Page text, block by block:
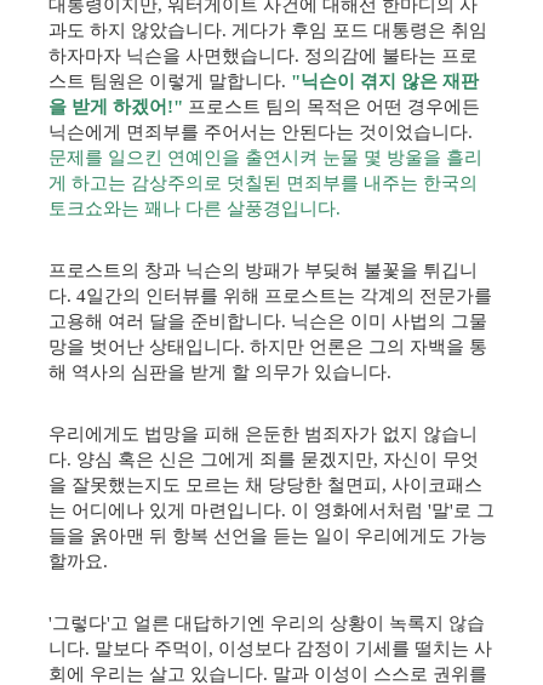
대통령이지만, 워터게이트 사건에 대해선 한마디의 사
과도 하지 않았습니다. 게다가 후임 포드 대통령은 취임
하자마자 닉슨을 사면했습니다. 정의감에 불타는 프로
스트 팀원은 이렇게 말합니다. "닉슨이 겪지 않은 재판
을 받게 하겠어!" 프로스트 팀의 목적은 어떤 경우에든
닉슨에게 면죄부를 주어서는 안된다는 것이었습니다.
문제를 일으킨 연예인을 출연시켜 눈물 몇 방울을 흘리
게 하고는 감상주의로 덧칠된 면죄부를 내주는 한국의
토크쇼와는 꽤나 다른 살풍경입니다.
프로스트의 창과 닉슨의 방패가 부딪혀 불꽃을 튀깁니
다. 4일간의 인터뷰를 위해 프로스트는 각계의 전문가를
고용해 여러 달을 준비합니다. 닉슨은 이미 사법의 그물
망을 벗어난 상태입니다. 하지만 언론은 그의 자백을 통
해 역사의 심판을 받게 할 의무가 있습니다.
우리에게도 법망을 피해 은둔한 범죄자가 없지 않습니
다. 양심 혹은 신은 그에게 죄를 묻겠지만, 자신이 무엇
을 잘못했는지도 모르는 채 당당한 철면피, 사이코패스
는 어디에나 있게 마련입니다. 이 영화에서처럼 '말'로 그
들을 옭아맨 뒤 항복 선언을 듣는 일이 우리에게도 가능
할까요.
'그렇다'고 얼른 대답하기엔 우리의 상황이 녹록지 않습
니다. 말보다 주먹이, 이성보다 감정이 기세를 떨치는 사
회에 우리는 살고 있습니다. 말과 이성이 스스로 권위를